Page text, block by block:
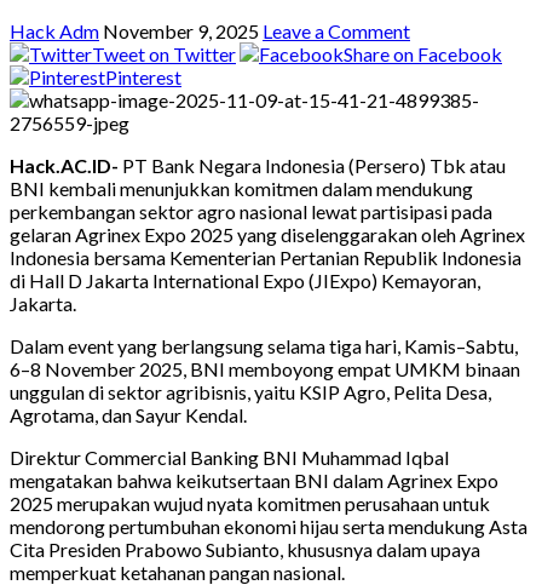
Hack Adm November 9, 2025 Leave a Comment
Tweet on Twitter
Share on Facebook
Pinterest
Hack.AC.ID- PT Bank Negara Indonesia (Persero) Tbk atau
BNI kembali menunjukkan komitmen dalam mendukung
perkembangan sektor agro nasional lewat partisipasi pada
gelaran Agrinex Expo 2025 yang diselenggarakan oleh Agrinex
Indonesia bersama Kementerian Pertanian Republik Indonesia
di Hall D Jakarta International Expo (JIExpo) Kemayoran,
Jakarta.
Dalam event yang berlangsung selama tiga hari, Kamis–Sabtu,
6–8 November 2025, BNI memboyong empat UMKM binaan
unggulan di sektor agribisnis, yaitu KSIP Agro, Pelita Desa,
Agrotama, dan Sayur Kendal.
Direktur Commercial Banking BNI Muhammad Iqbal
mengatakan bahwa keikutsertaan BNI dalam Agrinex Expo
2025 merupakan wujud nyata komitmen perusahaan untuk
mendorong pertumbuhan ekonomi hijau serta mendukung Asta
Cita Presiden Prabowo Subianto, khususnya dalam upaya
memperkuat ketahanan pangan nasional.